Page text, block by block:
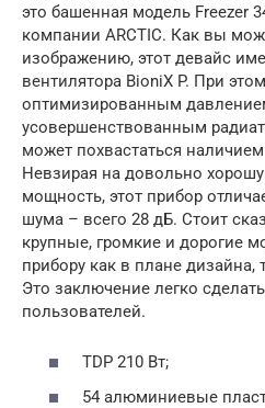
это башенная модель Freezer
компании ARCTIC. Как вы
изображению, этот девайс
вентилятора BioniX P. При
оптимизированным
усовершенствованным
может похвастаться
Невзирая на довольно
мощность, этот прибор
шума – всего 28 дБ. Стоит
крупные, громкие и дорогие
прибору как в плане дизайна,
Это заключение легко
пользователей.
TDP 210 Вт;
54 алюминиевые